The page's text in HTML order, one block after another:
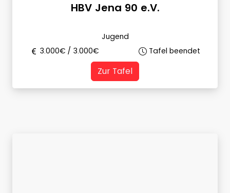
HBV Jena 90 e.V.
Jugend
3.000€ / 3.000€ Tafel beendet
Zur Tafel